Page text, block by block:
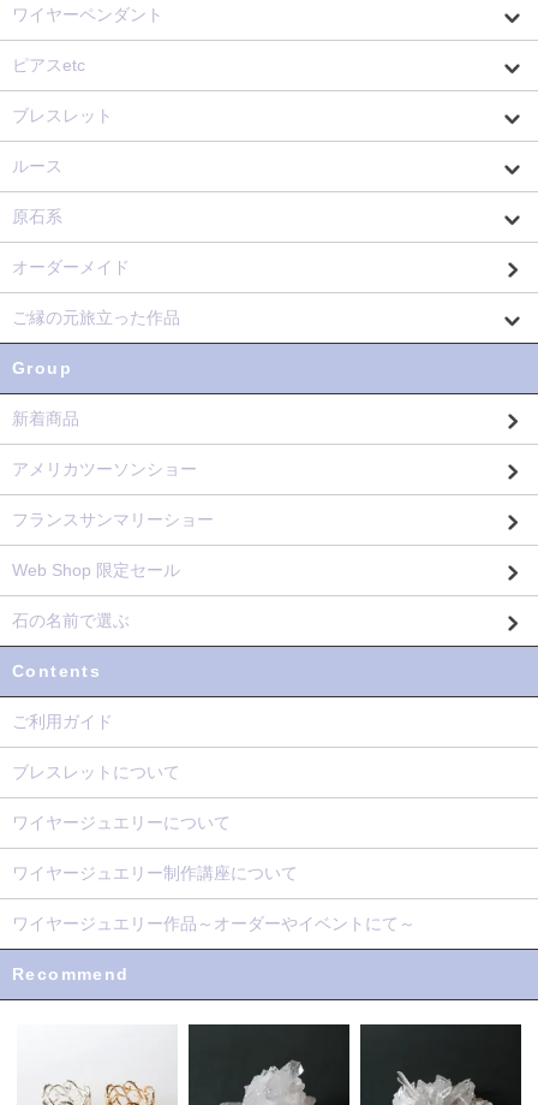
ワイヤーペンダント
ピアスetc
ブレスレット
ルース
原石系
オーダーメイド
ご縁の元旅立った作品
Group
新着商品
アメリカツーソンショー
フランスサンマリーショー
Web Shop 限定セール
石の名前で選ぶ
Contents
ご利用ガイド
ブレスレットについて
ワイヤージュエリーについて
ワイヤージュエリー制作講座について
ワイヤージュエリー作品～オーダーやイベントにて～
Recommend